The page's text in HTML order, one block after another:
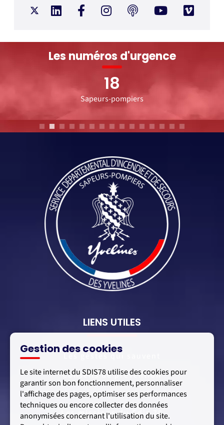
Les numéros d'urgence
18
Sapeurs-pompiers
LIENS UTILES
Conseils de prévention
Conseils aux élus et exploitants
Les missions du Sdis 78
Gestion des cookies
Le site internet du SDIS78 utilise des cookies pour
garantir son bon fonctionnement, personnaliser
l'affichage des pages, optimiser ses performances
techniques ou encore collecter des données
anonymisées concernant l'utilisation du site.